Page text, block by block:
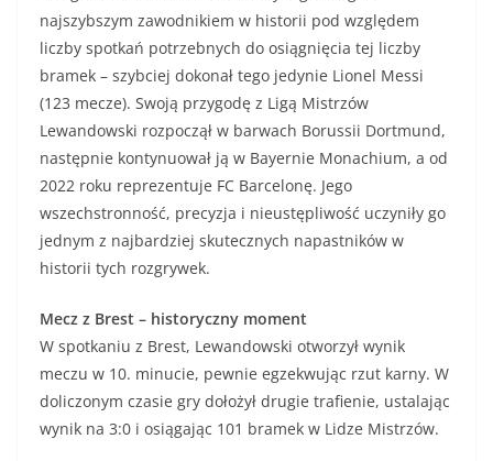
najszybszym zawodnikiem w historii pod względem
liczby spotkań potrzebnych do osiągnięcia tej liczby
bramek – szybciej dokonał tego jedynie Lionel Messi
(123 mecze). Swoją przygodę z Ligą Mistrzów
Lewandowski rozpoczął w barwach Borussii Dortmund,
następnie kontynuował ją w Bayernie Monachium, a od
2022 roku reprezentuje FC Barcelonę. Jego
wszechstronność, precyzja i nieustępliwość uczyniły go
jednym z najbardziej skutecznych napastników w
historii tych rozgrywek.
Mecz z Brest – historyczny moment
W spotkaniu z Brest, Lewandowski otworzył wynik
meczu w 10. minucie, pewnie egzekwując rzut karny. W
doliczonym czasie gry dołożył drugie trafienie, ustalając
wynik na 3:0 i osiągając 101 bramek w Lidze Mistrzów.